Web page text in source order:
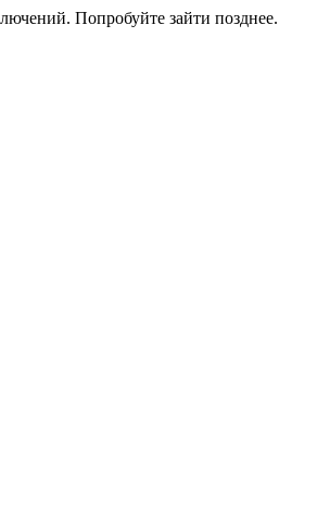
Попробуйте зайти позднее.